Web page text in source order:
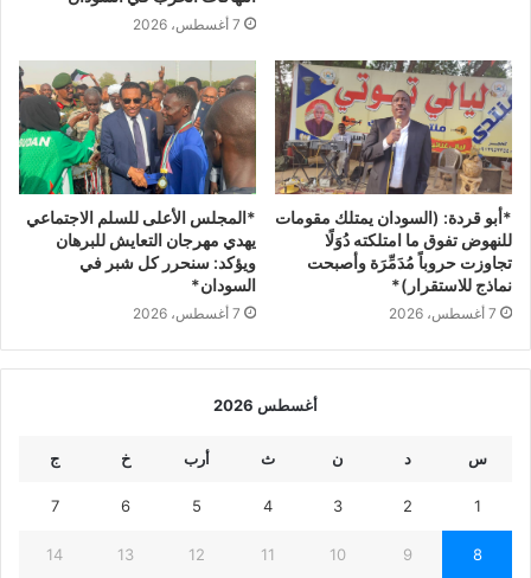
7 أغسطس، 2026
*أبو قردة: (السودان يمتلك مقومات
للنهوض تفوق ما امتلكته دُوَلًا
تجاوزت حروباً مُدَمِّرَة وأصبحت
نماذج للاستقرار)*
7 أغسطس، 2026
*المجلس الأعلى للسلم الاجتماعي
يهدي مهرجان التعايش للبرهان
ويؤكد: سنحرر كل شبر في
السودان*
7 أغسطس، 2026
أغسطس 2026
س د ن ث أرب خ ج
1
2
3
4
5
6
7
8
9
10
11
12
13
14